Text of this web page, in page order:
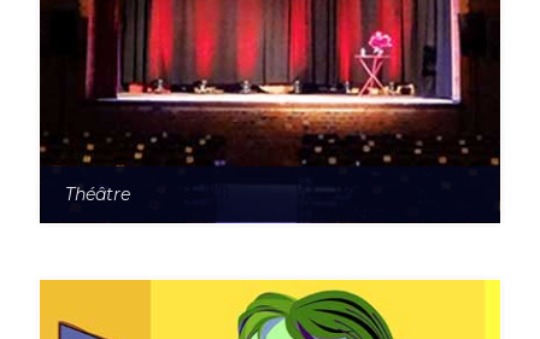
Théâtre